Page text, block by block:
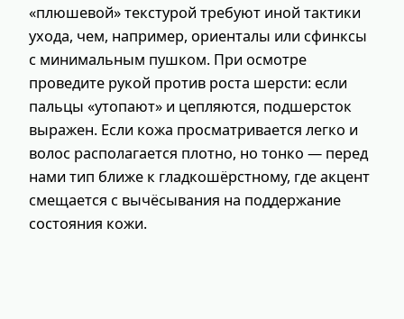
«плюшевой» текстурой требуют иной тактики
ухода, чем, например, ориенталы или сфинксы
с минимальным пушком. При осмотре
проведите рукой против роста шерсти: если
пальцы «утопают» и цепляются, подшерсток
выражен. Если кожа просматривается легко и
волос располагается плотно, но тонко — перед
нами тип ближе к гладкошёрстному, где акцент
смещается с вычёсывания на поддержание
состояния кожи.